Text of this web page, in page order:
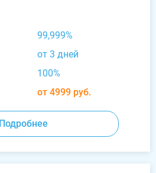
99,999%
от 3 дней
100%
от 4999 руб.
Подробнее